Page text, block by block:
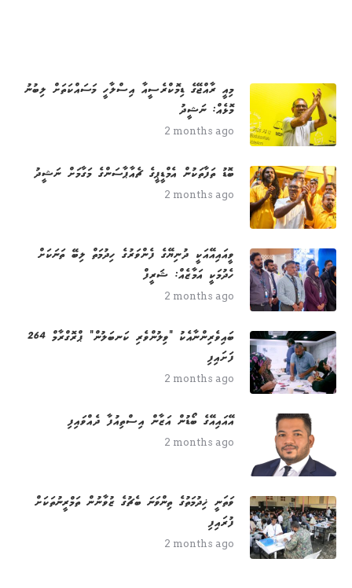
މިއީ ރާއްޖޭގެ ޑިމޮކްރެސީއާ އިސްލާހީ މަސައްކަތަށް ލިބުނު
މޮޅެއް: ނަޝީދު
2 months ago
ބޮޑު ތަފާތަކުން އެމްޑީޕީގެ ޗެއާޕާސަންގެ މަގާމަށް ނަޝީދު
2 months ago
ވީއައިއޭއަކީ ދުނިޔޭގެ ފެންވަރުގެ ހިދުމަތް ލިބޭ ތަނަކަށް
ހެދުމަކީ އަމާޒެއް: ޝަރީފް
2 months ago
264 ބައިވެރިންނާއެކު "ވިލުންވެރި ކަނބަލުން" ޕްރޮގްރާމް
ފަށައިފި
2 months ago
އޭއައިއޭގެ ބޯޑުން އަޒާން އިސްތިއުފާ ދެއްވައިފި
2 months ago
ވަތަނީ ޚިދުމަތުގެ ތިންވަނަ ބެޗުގެ ޒުވާނުން ތަމްރީނުތަކަށް
ފުރައިފި
2 months ago